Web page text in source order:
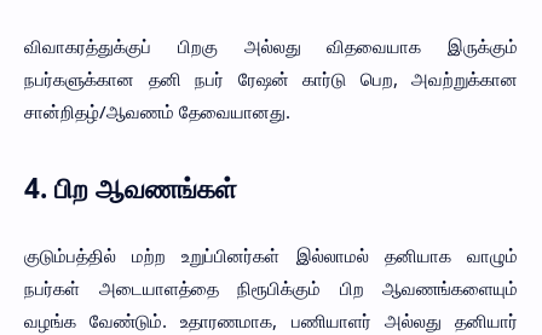
விவாகரத்துக்குப் பிறகு அல்லது விதவையாக இருக்கும்
நபர்களுக்கான தனி நபர் ரேஷன் கார்டு பெற, அவற்றுக்கான
சான்றிதழ்/ஆவணம் தேவையானது.
4. பிற ஆவணங்கள்
குடும்பத்தில் மற்ற உறுப்பினர்கள் இல்லாமல் தனியாக வாழும்
நபர்கள் அடையாளத்தை நிரூபிக்கும் பிற ஆவணங்களையும்
வழங்க வேண்டும். உதாரணமாக, பணியாளர் அல்லது தனியார்